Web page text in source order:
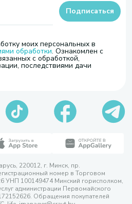
моих персональных в
обработки. Ознакомлен с
с обработкой,
последствиями дачи
Подписаться
220012, г. Минск, пр.
номер в Торговом
УНП 100149474 Минский горисполком,
администрации Первомайского
Обращения покупателей